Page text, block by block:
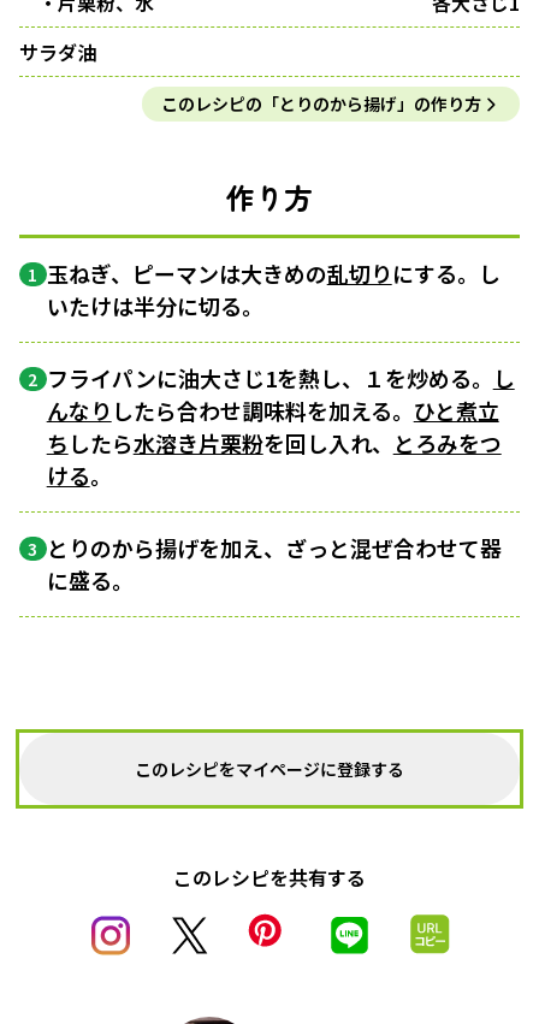
サラダ油
このレシピの「とりのから揚げ」の作り方
作り方
1 玉ねぎ、ピーマンは大きめの乱切りにする。し
いたけは半分に切る。
2 フライパンに油大さじ1を熱し、１を炒める。 し
んなり したら合わせ調味料を加える。 ひと煮立
ち したら水溶き片栗粉を回し入れ、 とろみをつ
ける。
3 とりのから揚げを加え、ざっと混ぜ合わせて器
に盛る。
このレシピをマイページに登録する
このレシピを共有する